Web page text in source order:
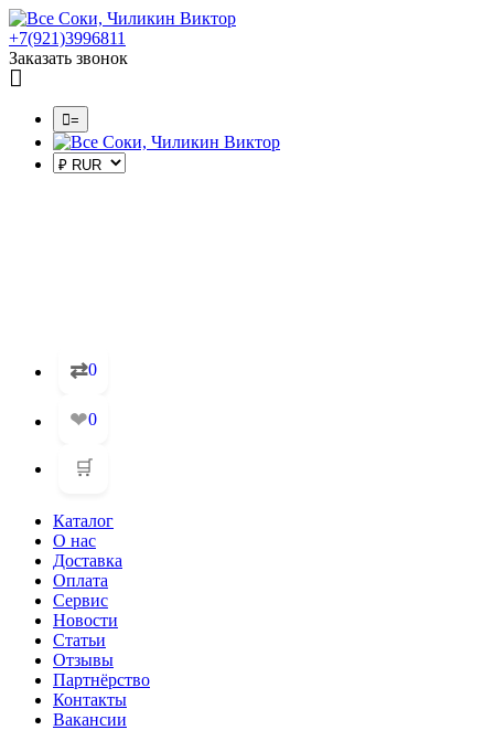
+7(921)3996811
Заказать звонок
=
⇄0
❤0
🛒
Каталог
О нас
Доставка
Оплата
Сервис
Новости
Статьи
Отзывы
Партнёрство
Контакты
Вакансии